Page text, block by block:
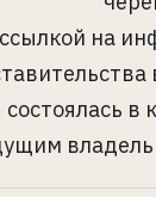
на
состоялась